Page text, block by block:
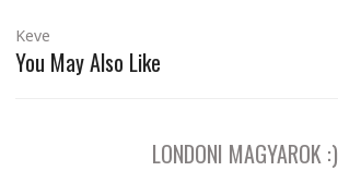
Keve
You May Also Like
LONDONI MAGYAROK :)